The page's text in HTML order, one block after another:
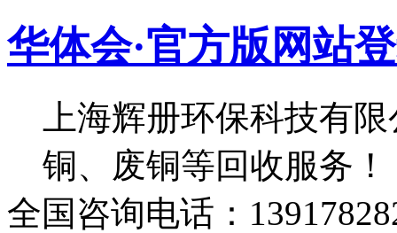
华体会·官方版网站
上海辉册环保科技有
铜、废铜等回收服务！
全国咨询电话：